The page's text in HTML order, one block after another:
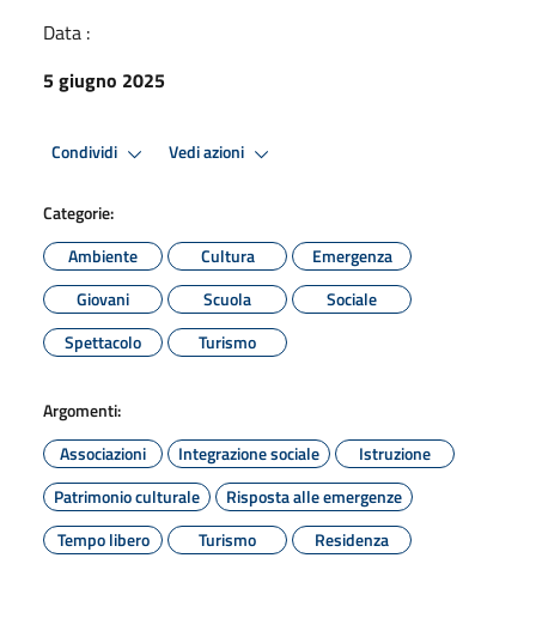
Data :
5 giugno 2025
Condividi Vedi azioni
Categorie:
Ambiente
Cultura
Emergenza
Giovani
Scuola
Sociale
Spettacolo
Turismo
Argomenti:
Associazioni
Integrazione sociale
Istruzione
Patrimonio culturale
Risposta alle emergenze
Tempo libero
Turismo Residenza